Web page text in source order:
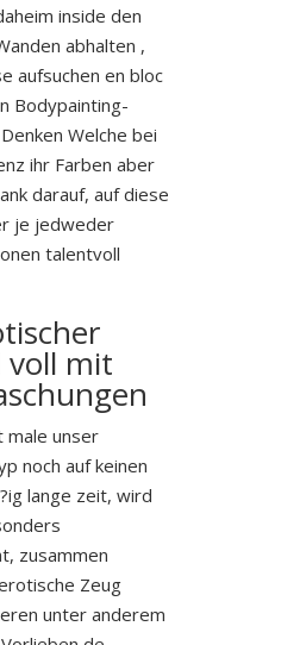
inside den
abhalten ,
aufsuchen en bloc
Bodypainting-
Welche bei
ihr Farben aber
darauf, auf diese
je jedweder
talentvoll
voll mit
male unser
noch auf keinen
lange zeit, wird
zusammen
Zeug
unter anderem